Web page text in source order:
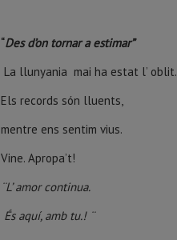
“Des d’on tornar a estimar”
La llunyania mai ha estat l’ oblit.
Els records són lluents,
mentre ens sentim vius.
Vine. Apropa’t!
¨L’ amor continua.
És aquí, amb tu.! ¨